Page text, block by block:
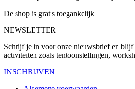
De shop is gratis toegankelijk
NEWSLETTER
Schrijf je in voor onze nieuwsbrief en blijf
activiteiten zoals tentoonstellingen,
INSCHRIJVEN